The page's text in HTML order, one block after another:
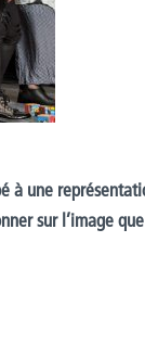
à une
sur l’image